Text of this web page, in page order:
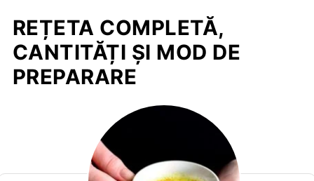
REȚETA COMPLETĂ,
CANTITĂȚI ȘI MOD DE
PREPARARE